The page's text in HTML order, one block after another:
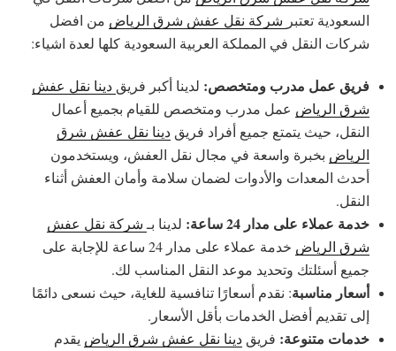
السعودية تعتبر شركة نقل عفش شرق الرياض من افضل
شركات النقل في المملكة العربية السعودية كلها لعدة اشياء:
فريق عمل مدرب ومتخصص: لدينا أكبر فريق دينا نقل عفش
شرق الرياض عمل مدرب ومتخصص للقيام بجميع أعمال
النقل، حيث يتمتع جميع أفراد فريق دينا نقل عفش شرق
الرياض بخبرة واسعة في مجال نقل العفش، ويستخدمون
أحدث المعدات والأدوات لضمان سلامة وأمان العفش أثناء
النقل.
خدمة عملاء على مدار 24 ساعة: لدينا بـ شركة نقل عفش
شرق الرياض
خدمة عملاء على مدار 24 ساعة للإجابة على
جميع أسئلتك وتحديد موعد النقل المناسب لك.
أسعار مناسبة: نقدم أسعارًا تنافسية للغاية، حيث نسعى دائمًا
إلى تقديم أفضل الخدمات بأقل الأسعار.
خدمات متنوعة: فريق دينا نقل عفش شرق الرياض يقدم